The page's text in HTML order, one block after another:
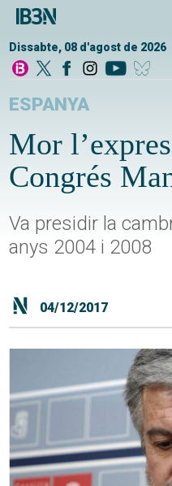
Dissabte, 08 d'agost de 2026
ESPANYA
Mor
Congrés
Va presidir la
anys 2004 i 2008
04/12/2017